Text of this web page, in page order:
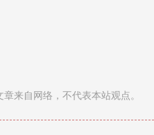
来自网络，不代表本站观点。